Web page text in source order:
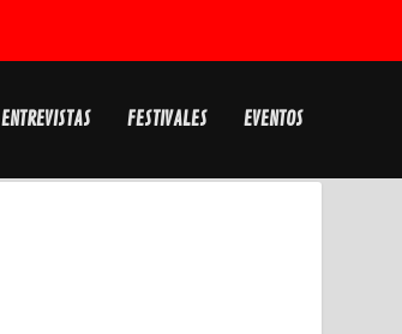
ENTREVISTAS FESTIVALES EVENTOS